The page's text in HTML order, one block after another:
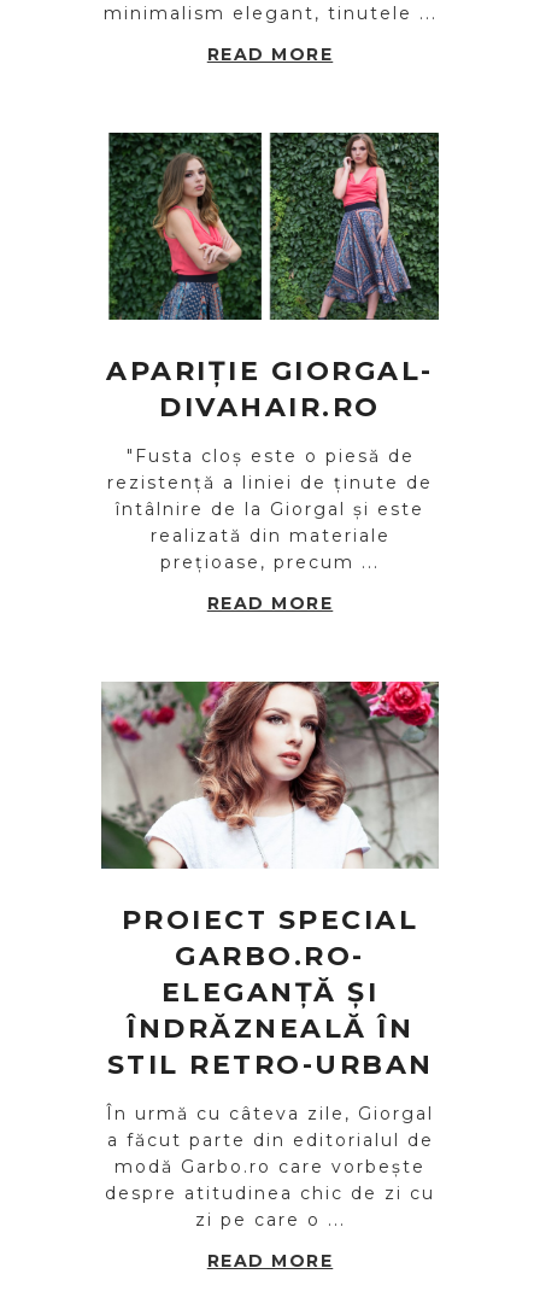
minimalism elegant, tinutele ...
READ MORE
APARIȚIE GIORGAL-
DIVAHAIR.RO
"Fusta cloș este o piesă de
rezistență a liniei de ținute de
întâlnire de la Giorgal și este
realizată din materiale
prețioase, precum ...
READ MORE
PROIECT SPECIAL
GARBO.RO-
ELEGANȚĂ ȘI
ÎNDRĂZNEALĂ ÎN
STIL RETRO-URBAN
În urmă cu câteva zile, Giorgal
a făcut parte din editorialul de
modă Garbo.ro care vorbește
despre atitudinea chic de zi cu
zi pe care o ...
READ MORE